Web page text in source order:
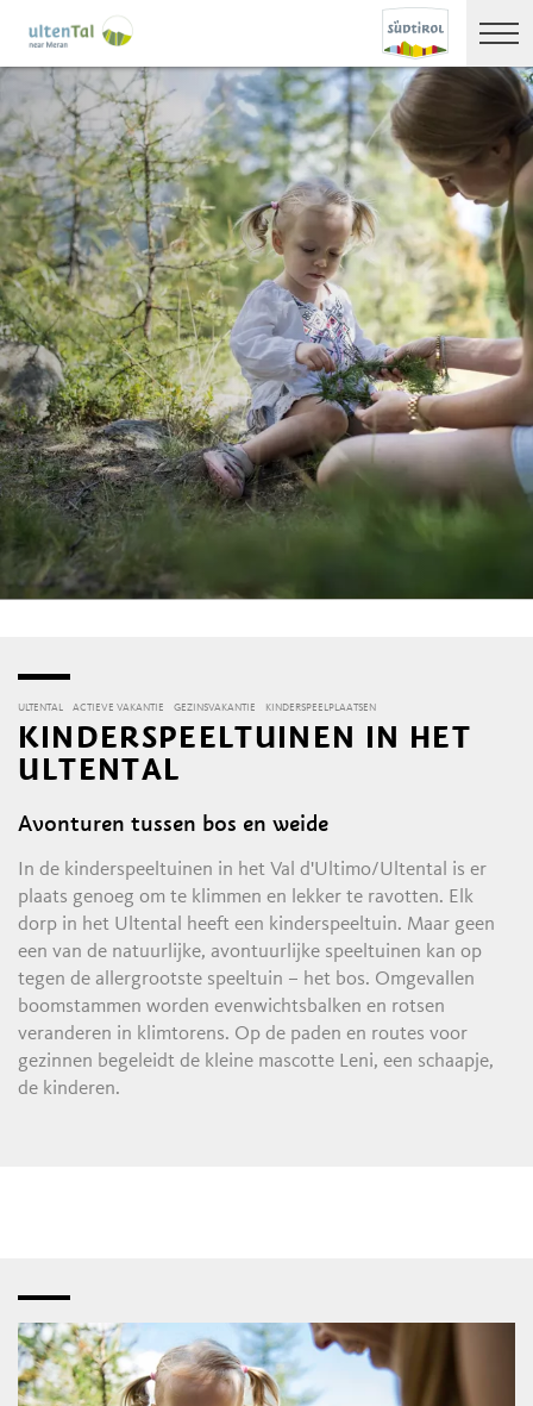
ULTENTAL ACTIEVE VAKANTIE GEZINSVAKANTIE KINDERSPEELPLAATSEN
KINDERSPEELTUINEN IN HET
ULTENTAL
Avonturen tussen bos en weide
In de kinderspeeltuinen in het Val d'Ultimo/Ultental is er
plaats genoeg om te klimmen en lekker te ravotten. Elk
dorp in het Ultental heeft een kinderspeeltuin. Maar geen
een van de natuurlijke, avontuurlijke speeltuinen kan op
tegen de allergrootste speeltuin – het bos. Omgevallen
boomstammen worden evenwichtsbalken en rotsen
veranderen in klimtorens. Op de paden en routes voor
gezinnen begeleidt de kleine mascotte Leni, een schaapje,
de kinderen.